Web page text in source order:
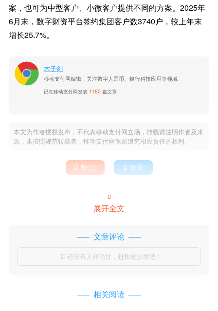
案，也可为中型客户、小微客户提供不同的方案。2025年
6月末，数字财资平台签约集团客户数3740户，较上年末
增长25.7%。
木子剑
移动支付网编辑，关注数字人民币、银行科技应用等领域
已在移动支付网发表 1180 篇文章
本文为作者授权发布，不代表移动支付网立场，转载请注明作者及来
源，未按照规范转载者，移动支付网保留追究相应责任的权利。
 赞()  收藏

展开全文
文章评论
 还没有人评论过，赶快抢沙发吧！
相关阅读